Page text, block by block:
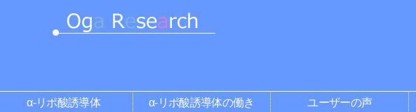
α-リポ酸誘導体 α-リポ酸誘導体の働き ユーザーの声